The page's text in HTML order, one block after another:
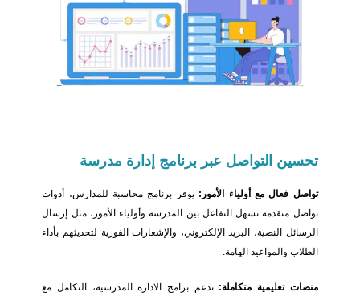
تحسين التواصل عبر برنامج إدارة مدرسة
تواصل فعال مع أولياء الأمور: يوفر برنامج محاسبة للمدارس، أدوات
تواصل متقدمة تسهل التفاعل بين المدرسة وأولياء الأمور، مثل إرسال
الرسائل النصية، البريد الإلكتروني، والإشعارات الفورية لتحديثهم بأداء
الطلاب والمواعيد الهامة.
منصات تعليمية متكاملة: تدعم برامج الادارة المدرسية، التكامل مع